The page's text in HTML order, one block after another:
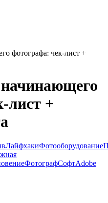
фотографа: чек-лист +
лист +
ЛайфхакиФотооборудование
ФотографСофтAdobe